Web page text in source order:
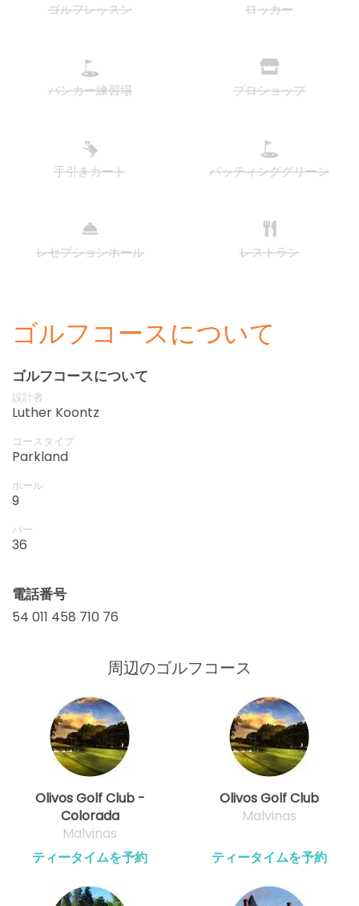
ゴルフレッスン ロッカー
バンカー練習場 プロショップ
手引きカート パッティンググリーン
レセプションホール レストラン
ゴルフコースについて
ゴルフコースについて
設計者
Luther Koontz
コースタイプ
Parkland
ホール
9
パー
36
電話番号
54 011 458 710 76
周辺のゴルフコース
Olivos Golf Club -
Colorada
Malvinas
ティータイムを予約
Olivos Golf Club
Malvinas
ティータイムを予約